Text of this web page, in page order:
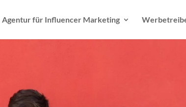
Agentur für Influencer Marketing